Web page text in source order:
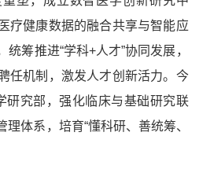
疗健康数据的融合共享与智能应
筹推进“学科+人才”协同发展，
任机制，激发人才创新活力。今
研究部，强化临床与基础研究联
体系，培育“懂科研、善统筹、